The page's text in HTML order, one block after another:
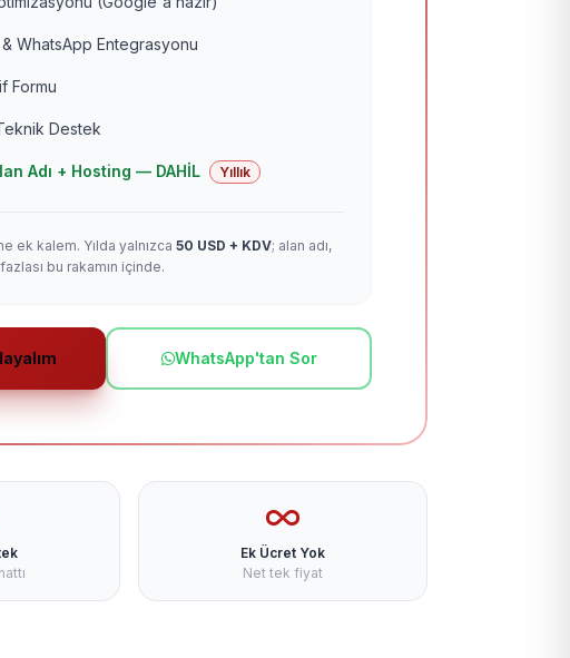
WhatsApp Entegrasyonu
Formu
Destek
Adı + Hosting — DAHİL Yıllık
ek kalem. Yılda yalnızca 50 USD + KDV; alan adı,
bu rakamın içinde.
WhatsApp'tan Sor
Ek Ücret Yok
Net tek fiyat